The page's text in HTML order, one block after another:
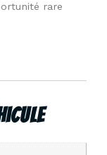
rare